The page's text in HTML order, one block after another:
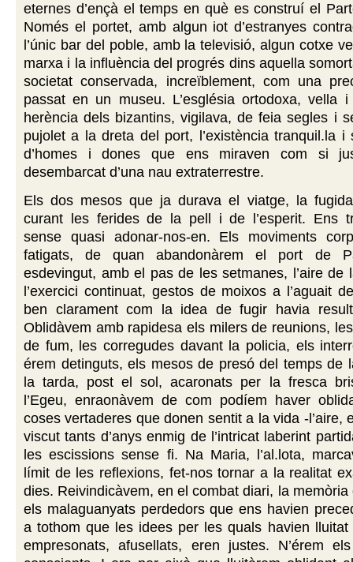
eternes d’ençà el temps en què es construí el
Només el portet, amb algun iot d’estranyes
l’únic bar del poble, amb la televisió, algun cotxe
marxa i la influència del progrés dins aquella
societat conservada, increïblement, com una
passat en un museu. L’església ortodoxa, vella i
herència dels bizantins, vigilava, de feia segles i
pujolet a la dreta del port, l’existència tranquil.la i
d’homes i dones que ens miraven com si
desembarcat d’una nau extraterrestre.
Els dos mesos que ja durava el viatge, la
curant les ferides de la pell i de l’esperit. Ens
sense quasi adonar-nos-en. Els moviments
fatigats, de quan abandonàrem el port de
esdevingut, amb el pas de les setmanes, l’aire de
l’exercici continuat, gestos de moixos a l’aguait
ben clarament com la idea de fugir havia
Oblidàvem amb rapidesa els milers de reunions,
de fum, les corregudes davant la policia, els
érem detinguts, els mesos de presó del temps de
la tarda, post el sol, acaronats per la fresca
l’Egeu, enraonàvem de com podíem haver
coses vertaderes que donen sentit a la vida -l’aire,
viscut tants d’anys enmig de l’intricat laberint
les escissions sense fi. Na Maria, l’al.lota,
límit de les reflexions, fet-nos tornar a la realitat
dies. Reivindicàvem, en el combat diari, la memòria
els malaguanyats perdedors que ens havien
a tothom que les idees per les quals havien
empresonats, afusellats, eren justes. N’érem